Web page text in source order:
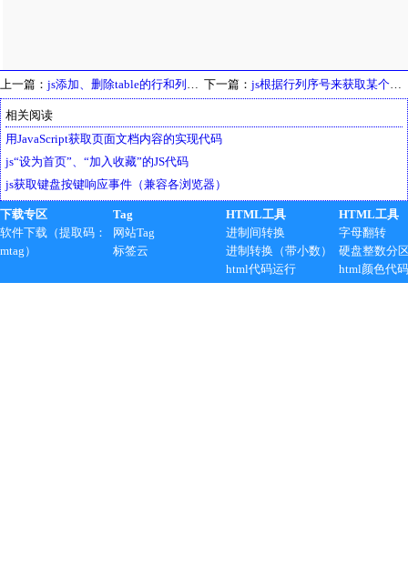
上一篇： js添加、删除table的行和列综合操作 下一篇： js根据行列序号来获取某个单元格具体值
相关阅读
用JavaScript获取页面文档内容的实现代码
js“设为首页”、“加入收藏”的JS代码
js获取键盘按键响应事件（兼容各浏览器）
下载专区
软件下载（提取码：
mtag）
Tag
网站Tag
标签云
HTML工具
进制间转换
进制转换（带小数）
html代码运行
HTML工具
字母翻转
硬盘整数分
html颜色代码